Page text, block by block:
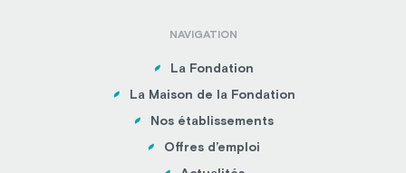
NAVIGATION
La Fondation
La Maison de la Fondation
Nos établissements
Offres d’emploi